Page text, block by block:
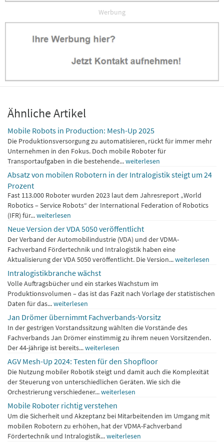
Werbung
Ähnliche Artikel
Mobile Robots in Production: Mesh-Up 2025
Die Produktionsversorgung zu automatisieren, rückt für immer mehr
Unternehmen in den Fokus. Doch mobile Roboter für
Transportaufgaben in die bestehende...weiterlesen
Absatz von mobilen Robotern in der Intralogistik steigt um 24
Prozent
Fast 113.000 Roboter wurden 2023 laut dem Jahresreport „World
Robotics – Service Robots“ der International Federation of Robotics
(IFR) für...weiterlesen
Neue Version der VDA 5050 veröffentlicht
Der Verband der Automobilindustrie (VDA) und der VDMA-
Fachverband Fördertechnik und Intralogistik haben eine
Aktualisierung der VDA 5050 veröffentlicht. Die Version...weiterlesen
Intralogistikbranche wächst
Volle Auftragsbücher und ein starkes Wachstum im
Produktionsvolumen – das ist das Fazit nach Vorlage der statistischen
Daten für das...weiterlesen
Jan Drömer übernimmt Fachverbands-Vorsitz
In der gestrigen Vorstandssitzung wählten die Vorstände des
Fachverbands Jan Drömer einstimmig zu ihrem neuen Vorsitzenden.
Der 44-jährige ist bereits...weiterlesen
AGV Mesh-Up 2024: Testen für den Shopfloor
Die Nutzung mobiler Robotik steigt und damit auch die Komplexität
der Steuerung von unterschiedlichen Geräten. Wie sich die
Orchestrierung verschiedener...weiterlesen
Mobile Roboter richtig verstehen
Um die Sicherheit und Akzeptanz bei Mitarbeitenden im Umgang mit
mobilen Robotern zu erhöhen, hat der VDMA-Fachverband
Fördertechnik und Intralogistik...weiterlesen